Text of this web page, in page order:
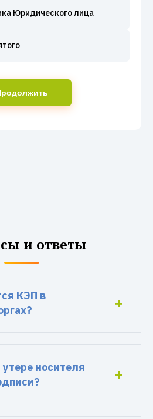
Юридического лица
и ответы
КЭП в
носителя